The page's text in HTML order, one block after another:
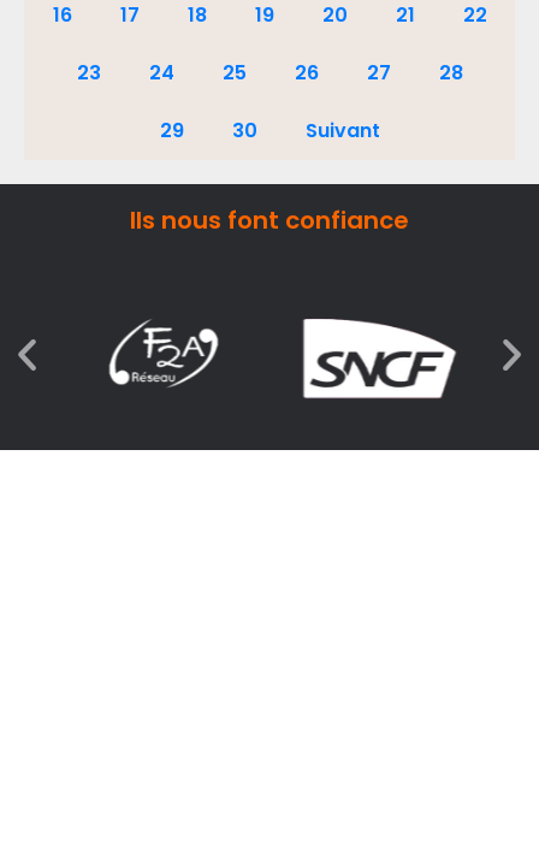
16 17 18 19 20 21 22
23 24 25 26 27 28
29 30 Suivant
Ils nous font confiance